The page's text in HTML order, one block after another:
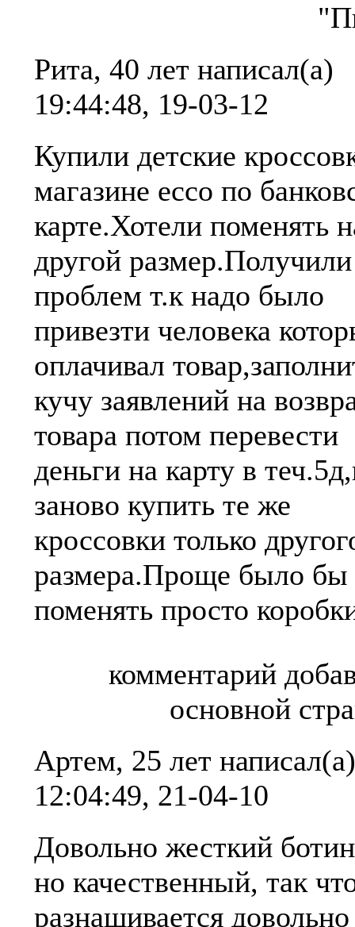
Рита, 40 лет написал(а)
19:44:48, 19-03-12
Купили детские
магазине ecco по
карте.Хотели поменять
другой
проблем т.к надо было
привезти человека
оплачивал
кучу заявлений на
товара потом перевести
деньги на карту в
заново купить те же
кроссовки только
размера.Проще было бы
поменять просто
комментарий
основной
Артем, 25 лет написал(а)
12:04:49, 21-04-10
Довольно жесткий
но качественный, так
разнашивается довольно